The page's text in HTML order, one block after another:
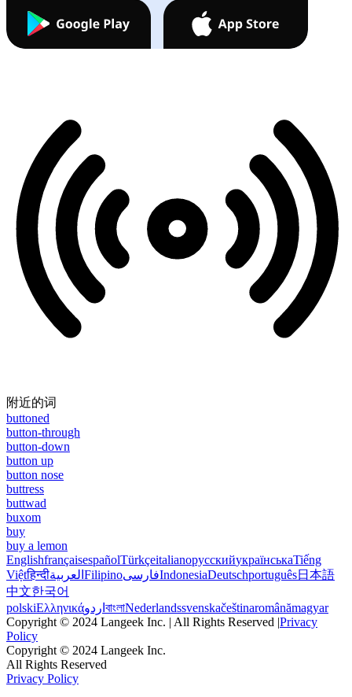
附近的词
buttoned
button-through
button-down
button up
button nose
buttress
buttwad
buxom
buy
buy a lemon
EnglishfrançaisespañolTürkçeitalianoрусскийукраїнськаTiếng
Việtहिन्दीالعربية FilipinoفارسیIndonesiaDeutschportuguês日本語
中文한국어
polskiΕλληνικάاردو বাংলাNederlandssvenskačeštinaromânămagyar
Copyright © 2024 Langeek Inc. | All Rights Reserved |Privacy
Policy
Copyright © 2024 Langeek Inc.
All Rights Reserved
Privacy Policy